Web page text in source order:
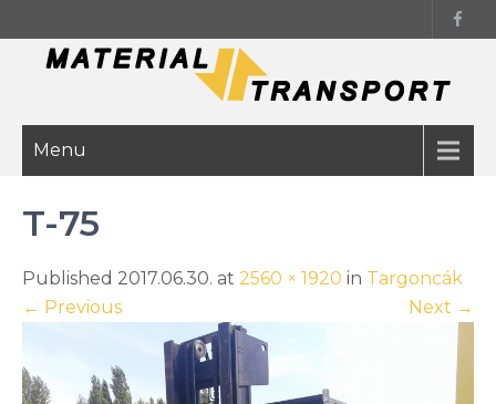
to
content
Menu
T-75
Published 2017.06.30. at 2560 × 1920 in Targoncák
← Previous Next →